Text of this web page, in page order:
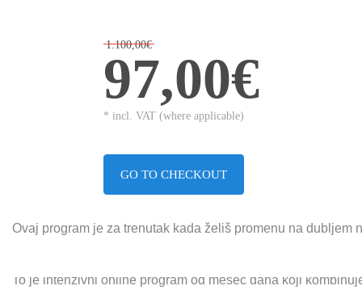
1.100,00€
97,00€
* incl. VAT (where applicable)
GO TO CHECKOUT
Ovaj program je za trenutak kada želiš promenu na
To je intenzivni online program od mesec dana koji